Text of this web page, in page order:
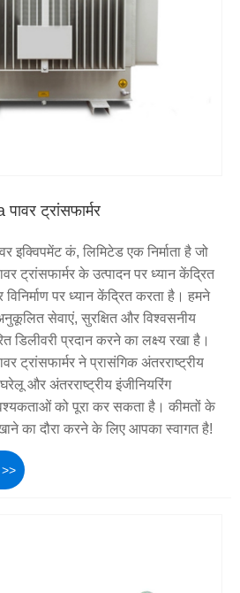
ट्रांसफार्मर
इक्विपमेंट कं, लिमिटेड एक निर्माता है जो
ट्रांसफार्मर के उत्पादन पर ध्यान केंद्रित
पर ध्यान केंद्रित करता है। हमने
सेवाएं, सुरक्षित और विश्वसनीय
डिलीवरी प्रदान करने का लक्ष्य रखा है।
ट्रांसफार्मर ने प्रासंगिक अंतरराष्ट्रीय
और अंतरराष्ट्रीय इंजीनियरिंग
को पूरा कर सकता है। कीमतों के
का दौरा करने के लिए आपका स्वागत है!